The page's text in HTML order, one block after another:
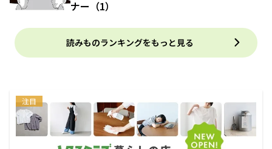
ナー（1）
読みものランキングをもっと見る
注目